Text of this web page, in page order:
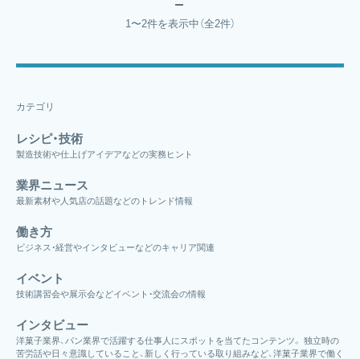
1〜2件を表示中 （全2件）
カテゴリ
レシピ・技術
製造技術や仕上げアイデアなどの実務ヒント
業界ニュース
最新素材や人気店の話題などのトレンド情報
働き方
ビジネス・経営やインタビューなどのキャリア関連
イベント
技術講習会や展示会などイベント・交流会の情報
インタビュー
洋菓子業界、パン業界で活躍する仕事人にスポットを当てたコンテンツ。 独立時の
苦労話や日々意識していること、新しく行っている取り組みなど、洋菓子業界で働く